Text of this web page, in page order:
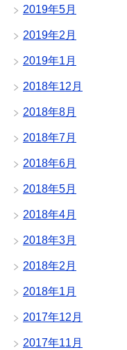
2019年5月
2019年2月
2019年1月
2018年12月
2018年8月
2018年7月
2018年6月
2018年5月
2018年4月
2018年3月
2018年2月
2018年1月
2017年12月
2017年11月